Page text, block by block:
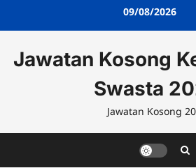
09/08/2026
Jawatan Kosong
Swasta
Jawatan Kosong